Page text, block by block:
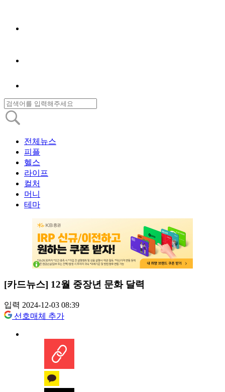
전체뉴스
피플
헬스
라이프
컬처
머니
테마
[카드뉴스] 12월 중장년 문화 달력
입력 2024-12-03 08:39
선호매체 추가